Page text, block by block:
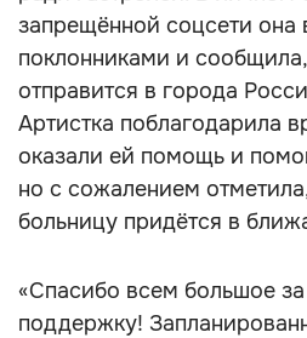
запрещённой соцсети она
поклонниками и
отправится в города
Артистка поблагодарила
оказали ей помощь и
но с сожалением
больницу придётся в
«Спасибо всем большое
поддержку!